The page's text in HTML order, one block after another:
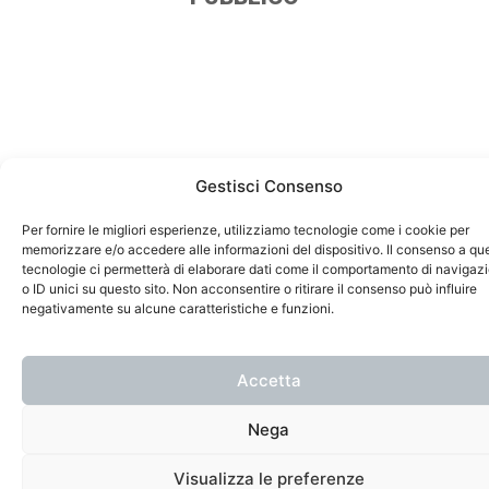
Gestisci Consenso
Per fornire le migliori esperienze, utilizziamo tecnologie come i cookie per
memorizzare e/o accedere alle informazioni del dispositivo. Il consenso a
tecnologie ci permetterà di elaborare dati come il comportamento di
o ID unici su questo sito. Non acconsentire o ritirare il consenso può influire
negativamente su alcune caratteristiche e funzioni.
Accetta
Nega
Visualizza le preferenze